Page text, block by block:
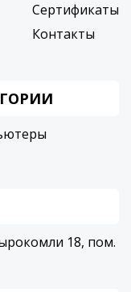
Сертификаты
Контакты
18, пом.